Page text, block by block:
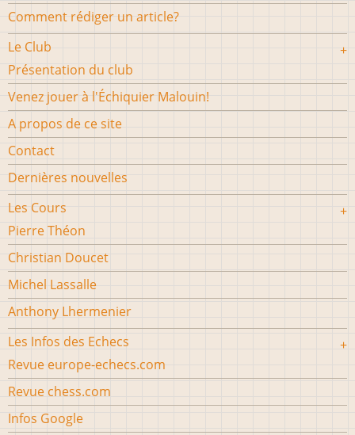
Comment rédiger un article?
Le Club
Présentation du club
Venez jouer à l'Échiquier Malouin!
A propos de ce site
Contact
Dernières nouvelles
Les Cours
Pierre Théon
Christian Doucet
Michel Lassalle
Anthony Lhermenier
Les Infos des Echecs
Revue europe-echecs.com
Revue chess.com
Infos Google